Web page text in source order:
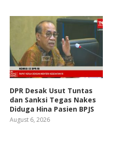
DPR Desak Usut Tuntas
dan Sanksi Tegas Nakes
Diduga Hina Pasien BPJS
August 6, 2026